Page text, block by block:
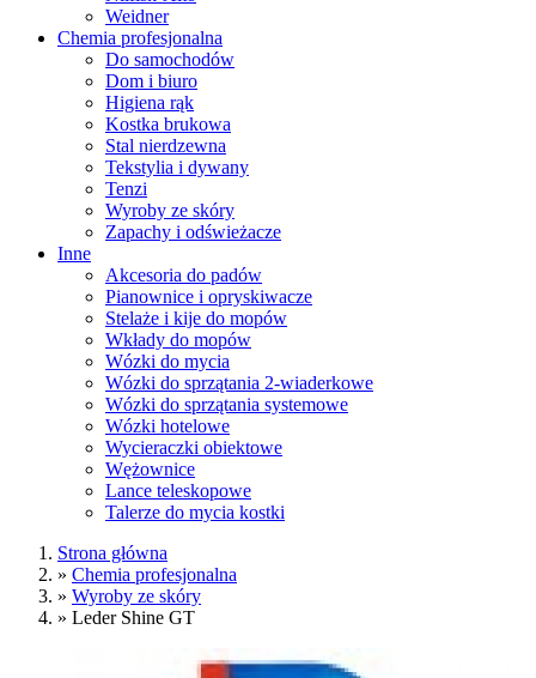
Weidner
Chemia profesjonalna
Do samochodów
Dom i biuro
Higiena rąk
Kostka brukowa
Stal nierdzewna
Tekstylia i dywany
Tenzi
Wyroby ze skóry
Zapachy i odświeżacze
Inne
Akcesoria do padów
Pianownice i opryskiwacze
Stelaże i kije do mopów
Wkłady do mopów
Wózki do mycia
Wózki do sprzątania 2-wiaderkowe
Wózki do sprzątania systemowe
Wózki hotelowe
Wycieraczki obiektowe
Wężownice
Lance teleskopowe
Talerze do mycia kostki
Strona główna
» Chemia profesjonalna
» Wyroby ze skóry
» Leder Shine GT